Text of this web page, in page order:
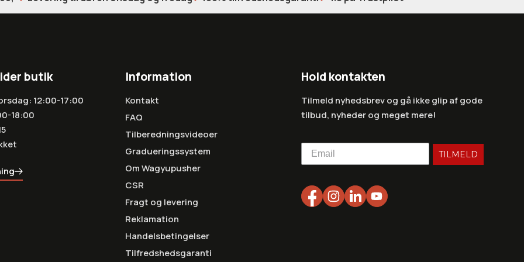
butik
12:00-17:00
18:00
Information
Kontakt
FAQ
Tilberedningsvideoer
Gradueringssystem
Om Wagyupusher
CSR
Fragt og levering
Reklamation
Handelsbetingelser
Tilfredshedsgaranti
Hold kontakten
Tilmeld nyhedsbrev og gå ikke glip af gode
tilbud, nyheder og meget mere!
TILMELD